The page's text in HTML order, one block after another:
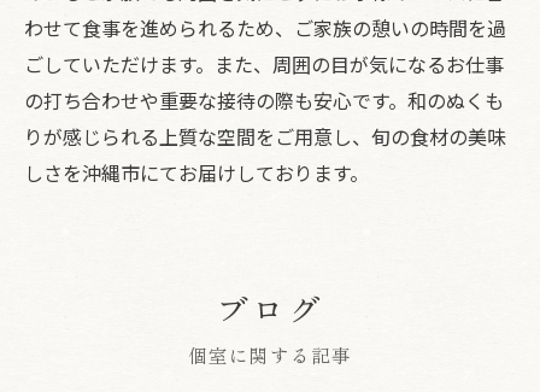
わせて食事を進められるため、ご家族の憩いの時間を過
ごしていただけます。また、周囲の目が気になるお仕事
の打ち合わせや重要な接待の際も安心です。和のぬくも
りが感じられる上質な空間をご用意し、旬の食材の美味
しさを沖縄市にてお届けしております。
ブログ
個室に関する記事